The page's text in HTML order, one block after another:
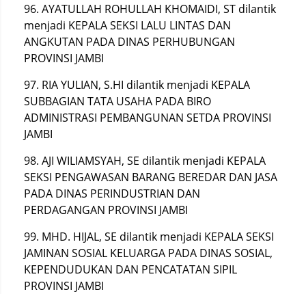
96. AYATULLAH ROHULLAH KHOMAIDI, ST dilantik
menjadi KEPALA SEKSI LALU LINTAS DAN
ANGKUTAN PADA DINAS PERHUBUNGAN
PROVINSI JAMBI
97. RIA YULIAN, S.HI dilantik menjadi KEPALA
SUBBAGIAN TATA USAHA PADA BIRO
ADMINISTRASI PEMBANGUNAN SETDA PROVINSI
JAMBI
98. AJI WILIAMSYAH, SE dilantik menjadi KEPALA
SEKSI PENGAWASAN BARANG BEREDAR DAN JASA
PADA DINAS PERINDUSTRIAN DAN
PERDAGANGAN PROVINSI JAMBI
99. MHD. HIJAL, SE dilantik menjadi KEPALA SEKSI
JAMINAN SOSIAL KELUARGA PADA DINAS SOSIAL,
KEPENDUDUKAN DAN PENCATATAN SIPIL
PROVINSI JAMBI